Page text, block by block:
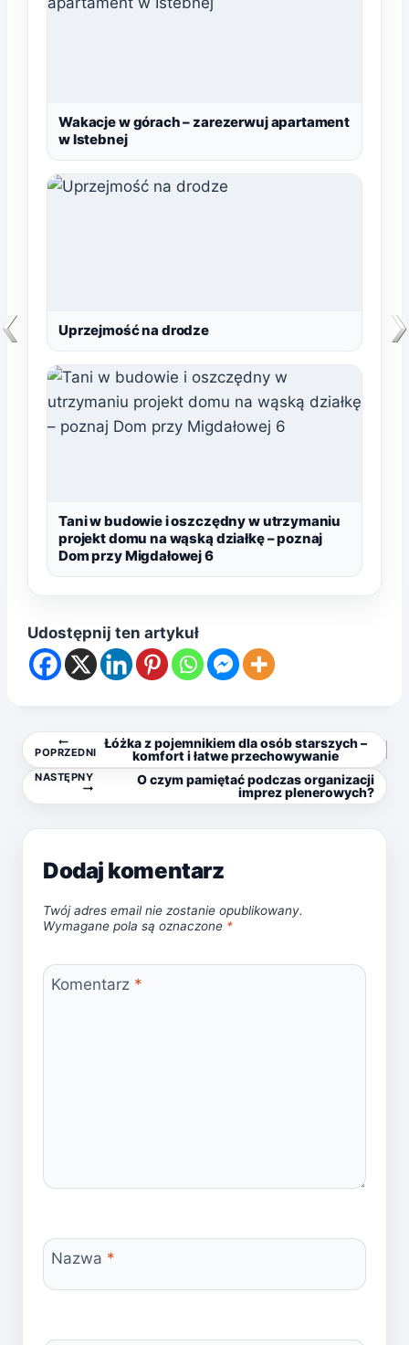
Wakacje w górach – zarezerwuj apartament
w Istebnej
Uprzejmość na drodze
Tani w budowie i oszczędny w utrzymaniu
projekt domu na wąską działkę – poznaj
Dom przy Migdałowej 6
Udostępnij ten artykuł
Nawigacja
wpisu
POPRZEDNI
Łóżka z pojemnikiem dla osób starszych –
komfort i łatwe przechowywanie
NASTĘPNY
O czym pamiętać podczas organizacji
imprez plenerowych?
Dodaj komentarz
Twój adres email nie zostanie opublikowany.
Wymagane pola są oznaczone *
Komentarz *
Nazwa *